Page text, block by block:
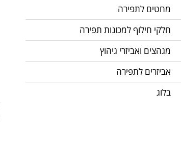
מחטים לתפירה
חלקי חילוף למכונות תפירה
מגהצים ואביזרי גיהוץ
אביזרים לתפירה
בלוג